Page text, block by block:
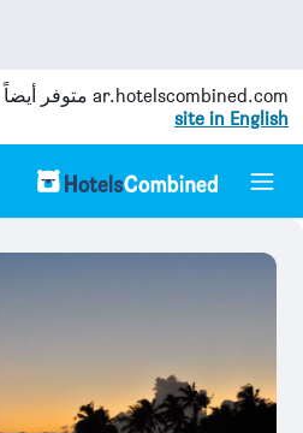
ar.hotelscombined.com متوفر أيضاً
site in English